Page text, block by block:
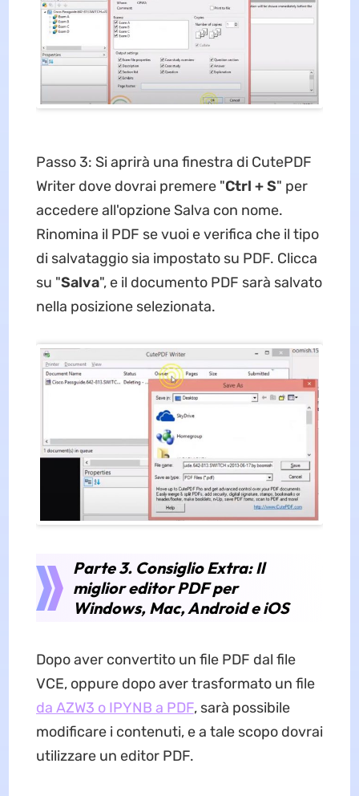
Passo 3: Si aprirà una finestra di CutePDF
Writer dove dovrai premere "Ctrl + S" per
accedere all'opzione Salva con nome.
Rinomina il PDF se vuoi e verifica che il tipo
di salvataggio sia impostato su PDF. Clicca
su "Salva", e il documento PDF sarà salvato
nella posizione selezionata.
Parte 3. Consiglio Extra: Il
miglior editor PDF per
Windows, Mac, Android e iOS
Dopo aver convertito un file PDF dal file
VCE, oppure dopo aver trasformato un file
da AZW3 o IPYNB a PDF, sarà possibile
modificare i contenuti, e a tale scopo dovrai
utilizzare un editor PDF.